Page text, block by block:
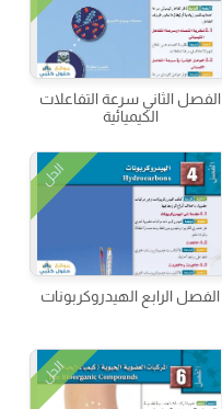
الفصل الثاني سرعة التفاعلات
الكيميائية
الحل
الفصل الرابع الهيدروكربونات
الحل